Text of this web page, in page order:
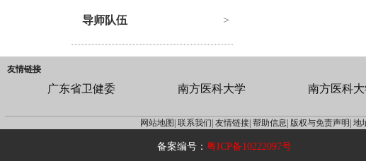
导师队伍 >
友情链接
广东省卫健委 南方医科大学 南方医科
网站地图| 联系我们| 友情链接| 帮助信息| 版权与免责声明| 地
备案编号：粤ICP备10222097号